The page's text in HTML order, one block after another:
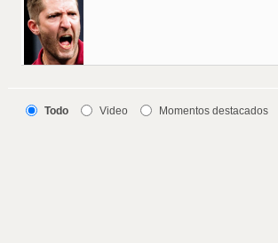
Todo Video
Momentos destacados